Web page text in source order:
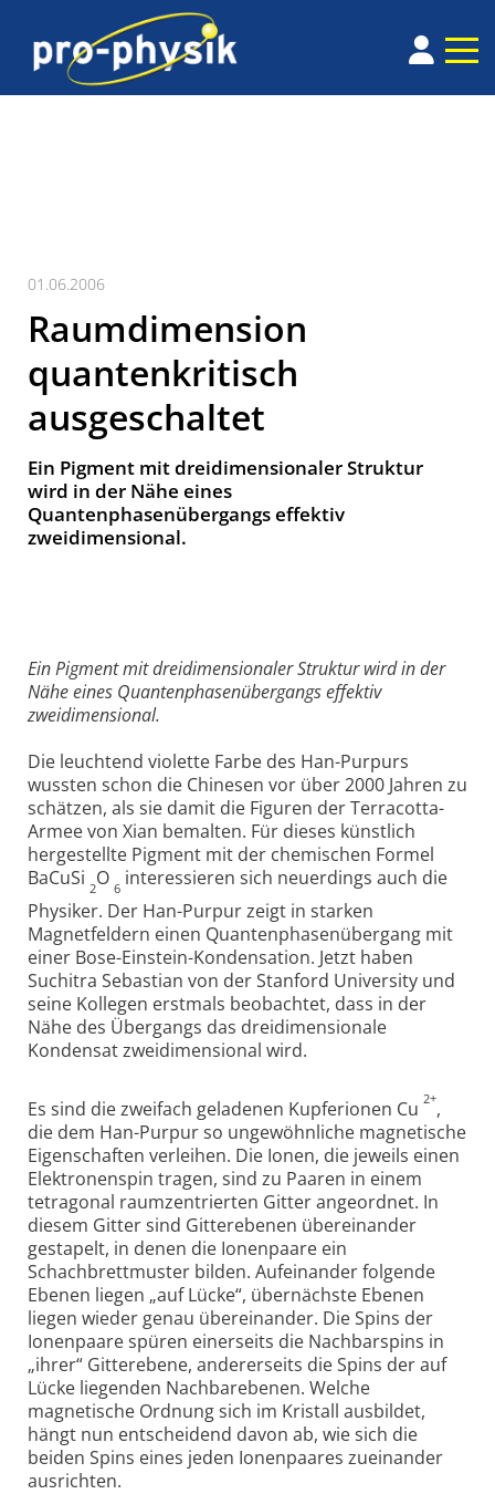
01.06.2006
Raumdimension
quantenkritisch
ausgeschaltet
Ein Pigment mit dreidimensionaler Struktur
wird in der Nähe eines
Quantenphasenübergangs effektiv
zweidimensional.
Ein Pigment mit dreidimensionaler Struktur wird in der
Nähe eines Quantenphasenübergangs effektiv
zweidimensional.
Die leuchtend violette Farbe des Han-Purpurs
wussten schon die Chinesen vor über 2000 Jahren zu
schätzen, als sie damit die Figuren der Terracotta-
Armee von Xian bemalten. Für dieses künstlich
hergestellte Pigment mit der chemischen Formel
BaCuSi 2O 6 interessieren sich neuerdings auch die
Physiker. Der Han-Purpur zeigt in starken
Magnetfeldern einen Quantenphasenübergang mit
einer Bose-Einstein-Kondensation. Jetzt haben
Suchitra Sebastian von der Stanford University und
seine Kollegen erstmals beobachtet, dass in der
Nähe des Übergangs das dreidimensionale
Kondensat zweidimensional wird.
Es sind die zweifach geladenen Kupferionen Cu 2+,
die dem Han-Purpur so ungewöhnliche magnetische
Eigenschaften verleihen. Die Ionen, die jeweils einen
Elektronenspin tragen, sind zu Paaren in einem
tetragonal raumzentrierten Gitter angeordnet. In
diesem Gitter sind Gitterebenen übereinander
gestapelt, in denen die Ionenpaare ein
Schachbrettmuster bilden. Aufeinander folgende
Ebenen liegen „auf Lücke“, übernächste Ebenen
liegen wieder genau übereinander. Die Spins der
Ionenpaare spüren einerseits die Nachbarspins in
„ihrer“ Gitterebene, andererseits die Spins der auf
Lücke liegenden Nachbarebenen. Welche
magnetische Ordnung sich im Kristall ausbildet,
hängt nun entscheidend davon ab, wie sich die
beiden Spins eines jeden Ionenpaares zueinander
ausrichten.